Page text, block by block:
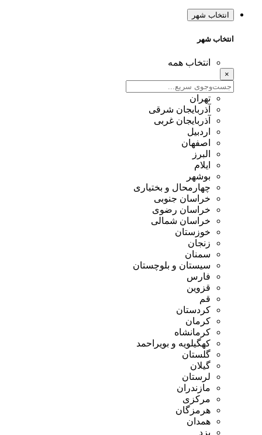
انتخاب شهر
انتخاب شهر
انتخاب همه
تهران
آذربایجان شرقی
آذربایجان غربی
اردبیل
اصفهان
البرز
ایلام
بوشهر
چهارمحال و بختیاری
خراسان جنوبی
خراسان رضوی
خراسان شمالی
خوزستان
زنجان
سمنان
سیستان و بلوچستان
فارس
قزوین
قم
کردستان
کرمان
کرمانشاه
کهگیلویه و بویراحمد
گلستان
گیلان
لرستان
مازندران
مرکزی
هرمزگان
همدان
یزد